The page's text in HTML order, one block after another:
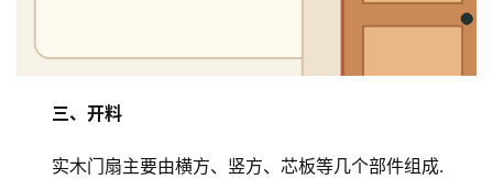
三、开料
实木门扇主要由横方、竖方、芯板等几个部件组成.